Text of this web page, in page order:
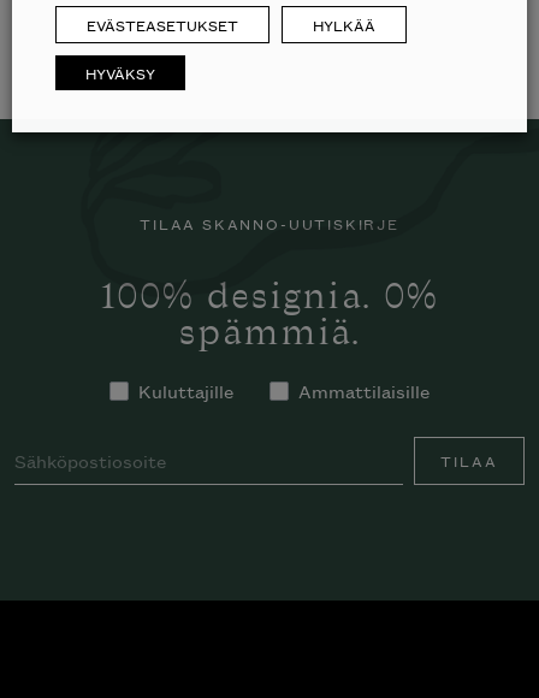
TILAA SKANNO-UUTISKIRJE
100% designia. 0%
spämmiä.
Kuluttajille Ammattilaisille
TILAA
EVÄSTEASETUKSET HYLKÄÄ
HYVÄKSY